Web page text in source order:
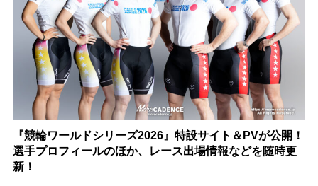
『競輪ワールドシリーズ2026』特設サイト＆PVが公開！
選手プロフィールのほか、レース出場情報などを随時更
新！